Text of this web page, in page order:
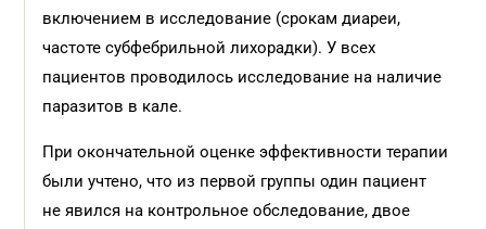
включением в исследование (срокам диареи,
частоте субфебрильной лихорадки). У всех
пациентов проводилось исследование на наличие
паразитов в кале.
При окончательной оценке эффективности терапии
были учтено, что из первой группы один пациент
не явился на контрольное обследование, двое